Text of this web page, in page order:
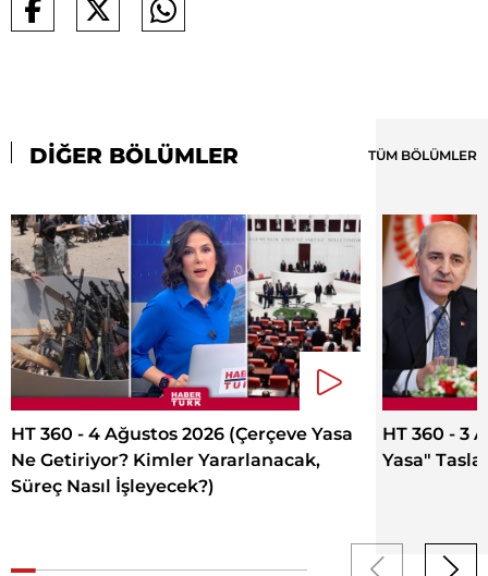
DİĞER BÖLÜMLER TÜM BÖLÜMLER
HT 360 - 4 Ağustos 2026 (Çerçeve Yasa
Ne Getiriyor? Kimler Yararlanacak,
Süreç Nasıl İşleyecek?)
HT 360 - 3
Yasa"